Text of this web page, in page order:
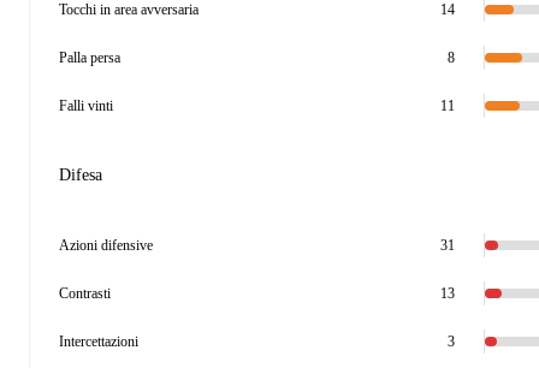
Tocchi in area avversaria 14
Palla persa 8
Falli vinti 11
Difesa
Azioni difensive 31
Contrasti 13
Intercettazioni 3